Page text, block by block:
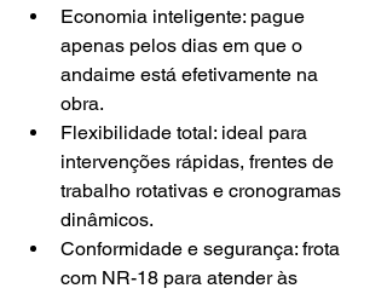
Economia inteligente: pague
apenas pelos dias em que o
andaime está efetivamente na
obra.
Flexibilidade total: ideal para
intervenções rápidas, frentes de
trabalho rotativas e cronogramas
dinâmicos.
Conformidade e segurança: frota
com NR-18 para atender às